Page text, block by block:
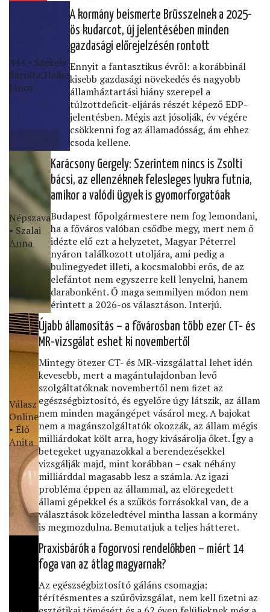
444 • Székely
Sarolta,Haász
János
A kormány beismerte Brüsszelnek a 2025-
ös kudarcot, új jelentésében minden
gazdasági előrejelzésén rontott
Ennyit a fantasztikus évről: a korábbinál
kisebb gazdasági növekedés és nagyobb
államháztartási hiány szerepel a
túlzottdeﬁcit-eljárás részét képező EDP-
jelentésben. Mégis azt jósolják, év végére
csökkenni fog az államadósság, ám ehhez
csoda kellene.
Népszava
• Szalai
Anna
Karácsony Gergely: Szerintem nincs is Zsolti
bácsi, az ellenzéknek felesleges lyukra futnia,
amikor a valódi ügyek is gyomorforgatóak
Budapest főpolgármestere nem fog lemondani,
ha a főváros valóban csődbe megy, mert nem ő
idézte elő ezt a helyzetet, Magyar Péterrel
nyáron találkozott utoljára, ami pedig a
bulinegyedet illeti, a kocsmalobbi erős, de az
elefántot nem egyszerre kell lenyelni, hanem
darabonként. Ő maga semmilyen módon nem
érintett a 2026-os választáson. Interjú.
Válasz
Online
• Élő
Anita
Újabb államosítás – a fővárosban több ezer CT- és
MR-vizsgálat eshet ki novembertől
Mintegy ötezer CT- és MR-vizsgálattal lehet idén
kevesebb, mert a magántulajdonban levő
szolgáltatóknak novembertől nem ﬁzet az
egészségbiztosító, és egyelőre úgy látszik, az állam
nem minden magángépet vásárol meg. A bajokat
nem a magánszolgáltatók okozzák, az állam mégis
milliárdokat költ arra, hogy kivásárolja őket. Így a
betegeket ugyanazokkal a berendezésekkel
vizsgálják majd, mint korábban – csak néhány
milliárddal magasabb lesz a számla. Az igazi
probléma éppen az állammal, az elöregedett
állami gépekkel és a szűkös forrásokkal van, de a
választások közeledtével mintha lassan a kormány
is megmozdulna. Bemutatjuk a teljes hátteret.
Praxisbárók a fogorvosi rendelőkben – miért 14
foga van az átlag magyarnak?
Az egészségbiztosító gáláns csomagja:
térítésmentes a szűrővizsgálat, nem kell ﬁzetni az